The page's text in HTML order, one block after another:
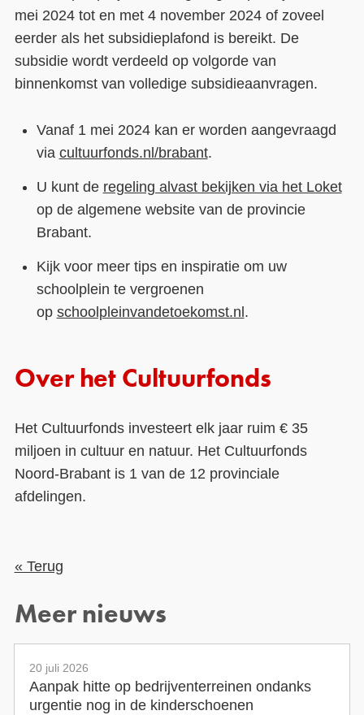
mei 2024 tot en met 4 november 2024 of zoveel
eerder als het subsidieplafond is bereikt. De
subsidie wordt verdeeld op volgorde van
binnenkomst van volledige subsidieaanvragen.
Vanaf 1 mei 2024 kan er worden aangevraagd
via cultuurfonds.nl/brabant.
U kunt de regeling alvast bekijken via het Loket
op de algemene website van de provincie
Brabant.
Kijk voor meer tips en inspiratie om uw
schoolplein te vergroenen
op schoolpleinvandetoekomst.nl .
Over het Cultuurfonds
Het Cultuurfonds investeert elk jaar ruim € 35
miljoen in cultuur en natuur. Het Cultuurfonds
Noord-Brabant is 1 van de 12 provinciale
afdelingen.
« Terug
Meer nieuws
20 juli 2026
Aanpak hitte op bedrijventerreinen ondanks
urgentie nog in de kinderschoenen